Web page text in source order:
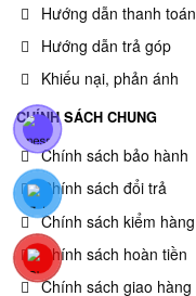
Hướng dẫn thanh toán
Hướng dẫn trả góp
Khiếu nại, phản ánh
CHÍNH SÁCH CHUNG
Chính sách bảo hành
Chính sách đổi trả
Chính sách kiểm hàng
Chính sách hoàn tiền
Chính sách giao hàng